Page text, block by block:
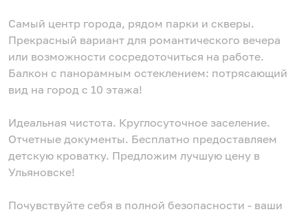
Самый центр города, рядом парки и скверы.
Прекрасный вариант для романтического вечера
или возможности сосредоточиться на работе.
Балкон с панорамным остеклением: потрясающий
вид на город с 10 этажа!
Идеальная чистота. Круглосуточное заселение.
Отчетные документы. Бесплатно предоставляем
детскую кроватку. Предложим лучшую цену в
Ульяновске!
Почувствуйте себя в полной безопасности - ваши